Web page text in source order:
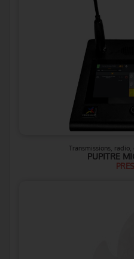
Transmissions,
PUPITRE